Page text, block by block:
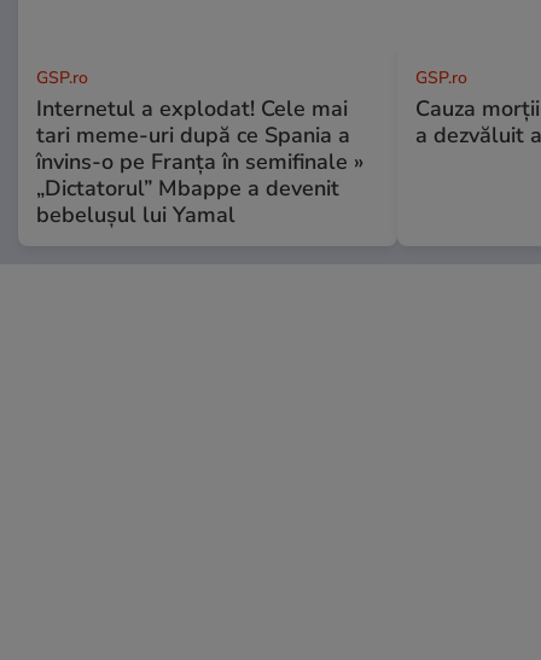
GSP.ro
Internetul a explodat! Cele mai
tari meme-uri după ce Spania a
învins-o pe Franța în semifinale »
„Dictatorul” Mbappe a devenit
bebelușul lui Yamal
GSP.ro
Cauza
a dezvăluit